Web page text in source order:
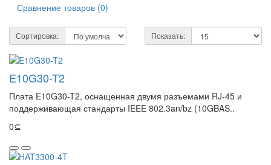
Сравнение товаров (0)
Сортировка: Показать:
E10G30-T2
Плата E10G30-T2, оснащенная двумя разъемами RJ-45 и
поддерживающая стандарты IEEE 802.3an/bz (10GBAS..
0⊆